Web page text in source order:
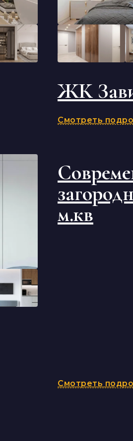
ЖК
Смотреть
м.кв
Смотреть